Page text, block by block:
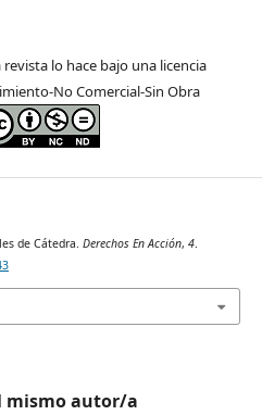
lo hace bajo una licencia
No Comercial-Sin Obra
de Cátedra. Derechos En Acción, 4.
mismo autor/a